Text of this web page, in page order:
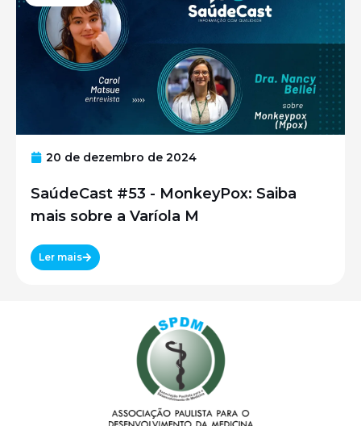
20 de dezembro de 2024
SaúdeCast #53 - MonkeyPox: Saiba
mais sobre a Varíola M
Ler mais